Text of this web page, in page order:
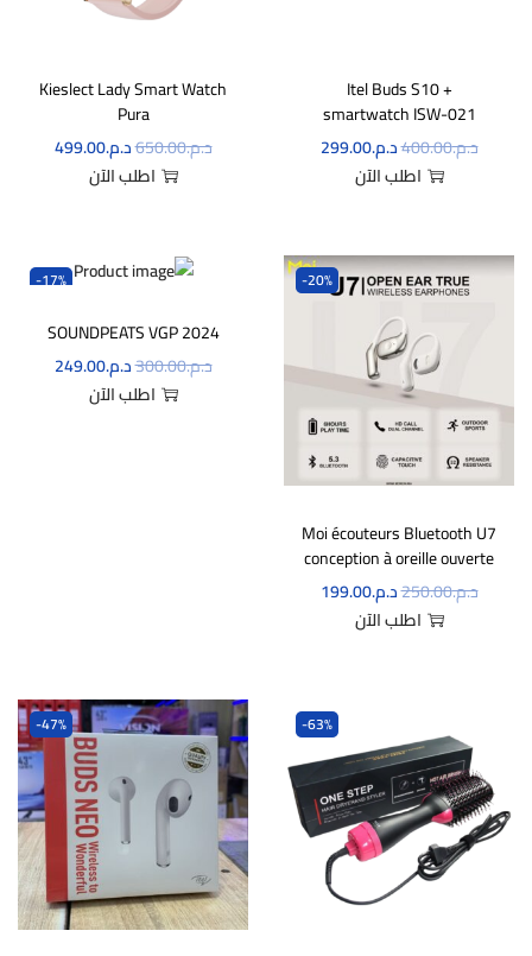
Itel Buds S10 +
smartwatch ISW-021
د.م.400.00د.م.299.00
اطلب الآن
Kieslect Lady Smart Watch
Pura
د.م.650.00د.م.499.00
اطلب الآن
-20%
Moi écouteurs Bluetooth U7
conception à oreille ouverte
د.م.250.00د.م.199.00
اطلب الآن
-17%
SOUNDPEATS VGP 2024
د.م.300.00د.م.249.00
اطلب الآن
-63%
-47%